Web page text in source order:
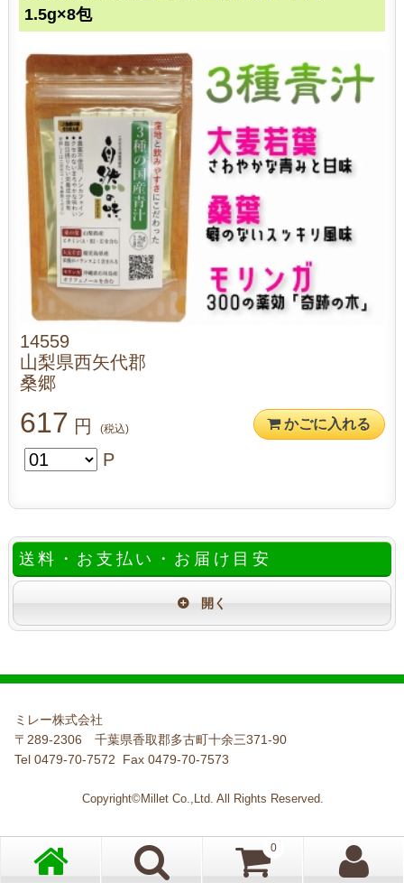
0
1.5g×8包
14559
山梨県西矢代郡
桑郷
617 円 (税込) かごに入れる
P
送料・お支払い・お届け目安
ミレー株式会社
〒289-2306 千葉県香取郡多古町十余三371-90
Tel 0479-70-7572 Fax 0479-70-7573
Copyright©Millet Co.,Ltd. All Rights Reserved.